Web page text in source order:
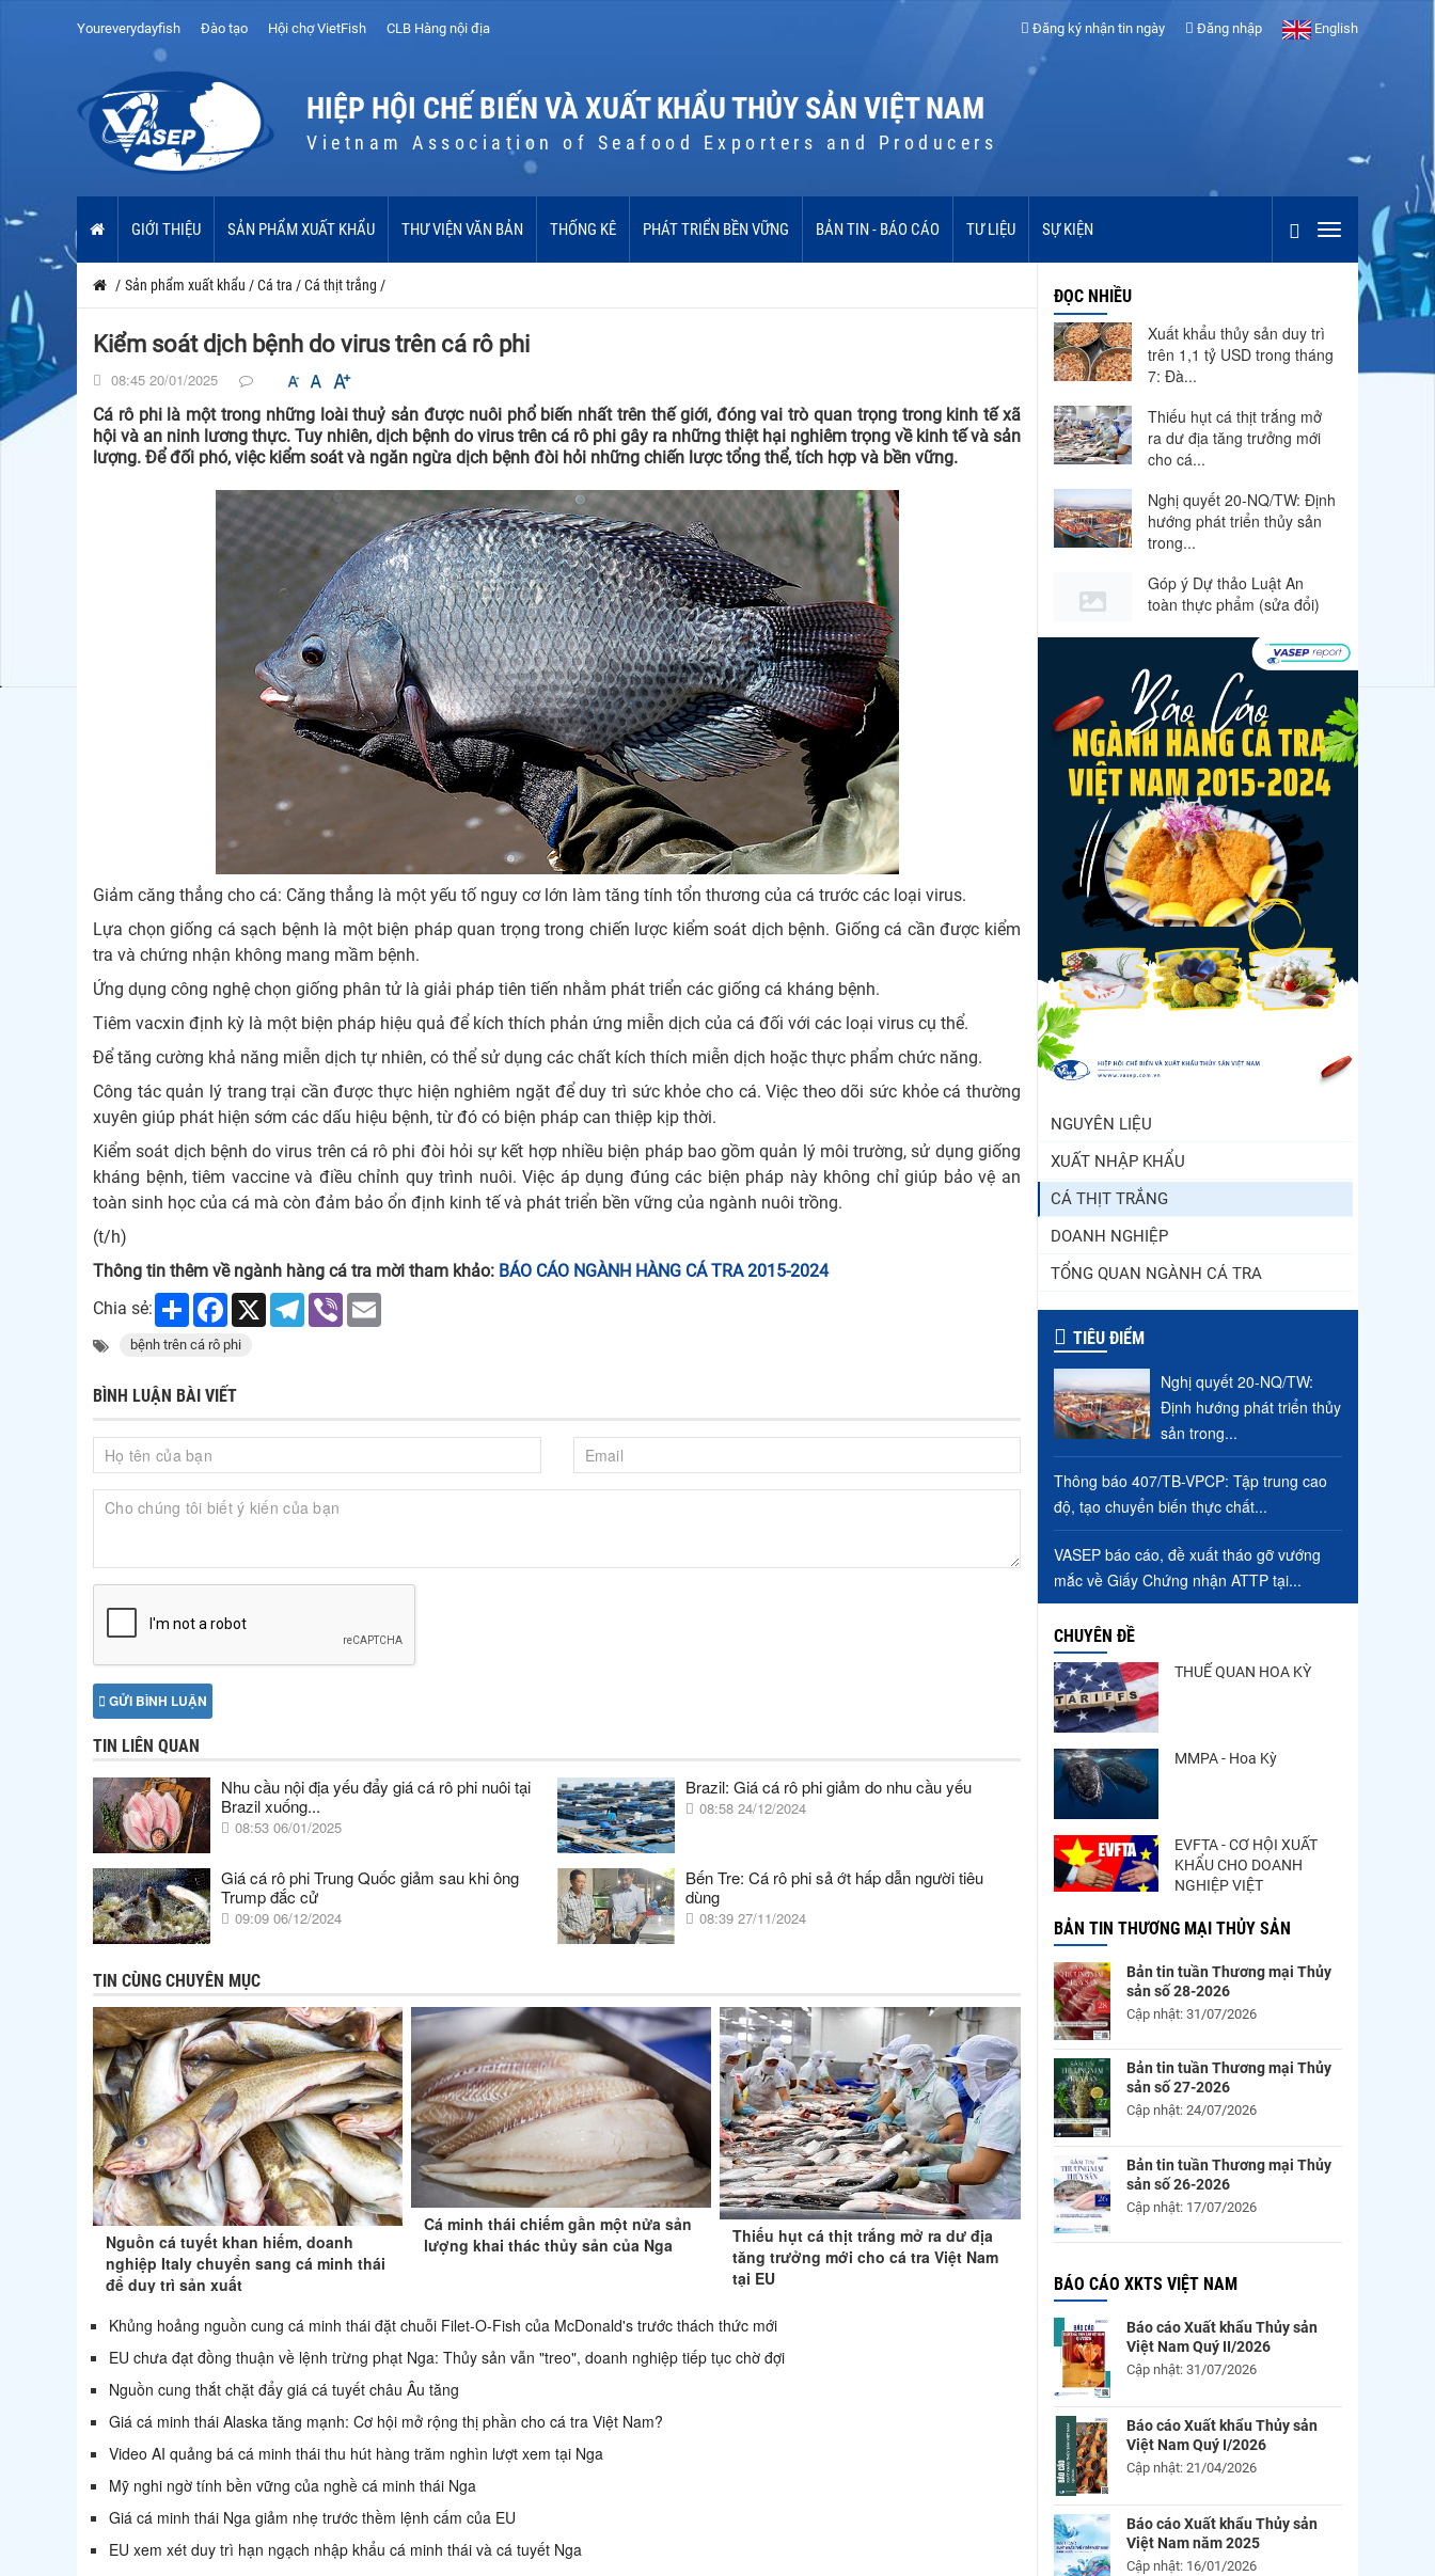
Youreverydayfish Đào tạo Hội chợ VietFish CLB Hàng nội địa Đăng ký nhận tin ngày Đăng nhập English
HIỆP HỘI CHẾ BIẾN VÀ XUẤT KHẨU THỦY SẢN VIỆT NAM
Vietnam Association of Seafood Exporters and Producers
GIỚI THIỆU SẢN PHẨM XUẤT KHẨU THƯ VIỆN VĂN BẢN THỐNG KÊ PHÁT TRIỂN BỀN VỮNG BẢN TIN - BÁO CÁO TƯ LIỆU SỰ KIỆN
/ Sản phẩm xuất khẩu /Cá tra /Cá thịt trắng /
Kiểm soát dịch bệnh do virus trên cá rô phi
08:45 20/01/2025
Cá rô phi là một trong những loài thuỷ sản được nuôi phổ biến nhất trên thế giới, đóng vai trò quan trọng trong kinh tế xã
hội và an ninh lương thực. Tuy nhiên, dịch bệnh do virus trên cá rô phi gây ra những thiệt hại nghiêm trọng về kinh tế và sản
lượng. Để đối phó, việc kiểm soát và ngăn ngừa dịch bệnh đòi hỏi những chiến lược tổng thể, tích hợp và bền vững.
Giảm căng thẳng cho cá: Căng thẳng là một yếu tố nguy cơ lớn làm tăng tính tổn thương của cá trước các loại virus.
Lựa chọn giống cá sạch bệnh là một biện pháp quan trọng trong chiến lược kiểm soát dịch bệnh. Giống cá cần được kiểm
tra và chứng nhận không mang mầm bệnh.
Ứng dụng công nghệ chọn giống phân tử là giải pháp tiên tiến nhằm phát triển các giống cá kháng bệnh.
Tiêm vacxin định kỳ là một biện pháp hiệu quả để kích thích phản ứng miễn dịch của cá đối với các loại virus cụ thể.
Để tăng cường khả năng miễn dịch tự nhiên, có thể sử dụng các chất kích thích miễn dịch hoặc thực phẩm chức năng.
Công tác quản lý trang trại cần được thực hiện nghiêm ngặt để duy trì sức khỏe cho cá. Việc theo dõi sức khỏe cá thường
xuyên giúp phát hiện sớm các dấu hiệu bệnh, từ đó có biện pháp can thiệp kịp thời.
Kiểm soát dịch bệnh do virus trên cá rô phi đòi hỏi sự kết hợp nhiều biện pháp bao gồm quản lý môi trường, sử dụng giống
kháng bệnh, tiêm vaccine và điều chỉnh quy trình nuôi. Việc áp dụng đúng các biện pháp này không chỉ giúp bảo vệ an
toàn sinh học của cá mà còn đảm bảo ổn định kinh tế và phát triển bền vững của ngành nuôi trồng.
(t/h)
Thông tin thêm về ngành hàng cá tra mời tham khảo: BÁO CÁO NGÀNH HÀNG CÁ TRA 2015-2024
Chia sẻ:
Share Facebook
X Telegram
Viber
bệnh trên cá rô phi
BÌNH LUẬN BÀI VIẾT
GỬI BÌNH LUẬN
TIN LIÊN QUAN
Nhu cầu nội địa yếu đẩy giá cá rô phi nuôi tại
Brazil xuống...
08:53 06/01/2025
Brazil: Giá cá rô phi giảm do nhu cầu yếu
08:58 24/12/2024
Giá cá rô phi Trung Quốc giảm sau khi ông
Trump đắc cử
09:09 06/12/2024
Bến Tre: Cá rô phi sả ớt hấp dẫn người tiêu
dùng
08:39 27/11/2024
TIN CÙNG CHUYÊN MỤC
Nguồn cá tuyết khan hiếm, doanh
nghiệp Italy chuyển sang cá minh thái
để duy trì sản xuất
Cá minh thái chiếm gần một nửa sản
lượng khai thác thủy sản của Nga
Thiếu hụt cá thịt trắng mở ra dư địa
tăng trưởng mới cho cá tra Việt Nam
tại EU
Khủng hoảng nguồn cung cá minh thái đặt chuỗi Filet-O-Fish của McDonald's trước thách thức mới
EU chưa đạt đồng thuận về lệnh trừng phạt Nga: Thủy sản vẫn "treo", doanh nghiệp tiếp tục chờ đợi
Nguồn cung thắt chặt đẩy giá cá tuyết châu Âu tăng
Giá cá minh thái Alaska tăng mạnh: Cơ hội mở rộng thị phần cho cá tra Việt Nam?
Video AI quảng bá cá minh thái thu hút hàng trăm nghìn lượt xem tại Nga
Mỹ nghi ngờ tính bền vững của nghề cá minh thái Nga
Giá cá minh thái Nga giảm nhẹ trước thềm lệnh cấm của EU
EU xem xét duy trì hạn ngạch nhập khẩu cá minh thái và cá tuyết Nga
ĐỌC NHIỀU
Xuất khẩu thủy sản duy trì
trên 1,1 tỷ USD trong tháng
7: Đà...
Thiếu hụt cá thịt trắng mở
ra dư địa tăng trưởng mới
cho cá...
Nghị quyết 20-NQ/TW: Định
hướng phát triển thủy sản
trong...
Góp ý Dự thảo Luật An
toàn thực phẩm (sửa đổi)
Thuế Mục 301 và bài toán
thích ứng của tôm Việt tại
thị...
VASEP chào đón Công ty
Cổ phần Thương mại Sim
Ba gia nhập...
Nguồn cung giảm, giá cá rô
phi Trung Quốc tiếp tục
tăng
Nhập khẩu tôm của Mỹ
phục hồi trong tháng
5/2026
Trung Quốc tăng mạnh
nhập khẩu mực, trong khi
Điểm tin thủy sản thế giới
NGUYÊN LIỆU
XUẤT NHẬP KHẨU
CÁ THỊT TRẮNG
DOANH NGHIỆP
TỔNG QUAN NGÀNH CÁ TRA
TIÊU ĐIỂM
Nghị quyết 20-NQ/TW:
Định hướng phát triển thủy
sản trong...
Thông báo 407/TB-VPCP: Tập trung cao
độ, tạo chuyển biến thực chất...
VASEP báo cáo, đề xuất tháo gỡ vướng
mắc về Giấy Chứng nhận ATTP tại...
CHUYÊN ĐỀ
THUẾ QUAN HOA KỲ
MMPA - Hoa Kỳ
EVFTA - CƠ HỘI XUẤT
KHẨU CHO DOANH
NGHIỆP VIỆT
BẢN TIN THƯƠNG MẠI THỦY SẢN
Bản tin tuần Thương mại Thủy
sản số 28-2026
Cập nhật: 31/07/2026
Bản tin tuần Thương mại Thủy
sản số 27-2026
Cập nhật: 24/07/2026
Bản tin tuần Thương mại Thủy
sản số 26-2026
Cập nhật: 17/07/2026
BÁO CÁO XKTS VIỆT NAM
Báo cáo Xuất khẩu Thủy sản
Việt Nam Quý II/2026
Cập nhật: 31/07/2026
Báo cáo Xuất khẩu Thủy sản
Việt Nam Quý I/2026
Cập nhật: 21/04/2026
Báo cáo Xuất khẩu Thủy sản
Việt Nam năm 2025
Cập nhật: 16/01/2026